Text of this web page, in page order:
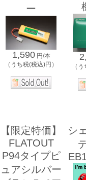
ー
1,590 円/本
（うち税(税込)円）
（
【限定特価】
FLATOUT
P94タイプピ
ュアシルバー
シ